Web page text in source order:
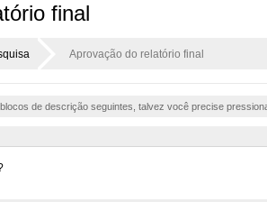
final
Aprovação do relatório final
de descrição seguintes, talvez você precise